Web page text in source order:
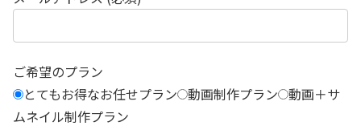
ご希望のプラン
とてもお得なお任せプラン 動画制作プラン 動画＋サ
ムネイル制作プラン